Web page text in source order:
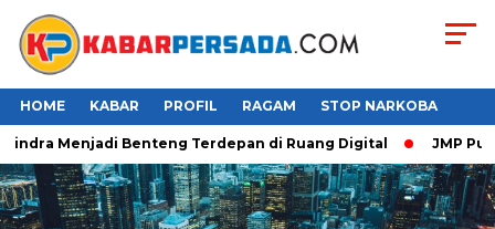
HOME KABAR PROFIL RAGAM STOP NARKOBA
Menjadi Benteng Terdepan di Ruang Digital JMP Puji